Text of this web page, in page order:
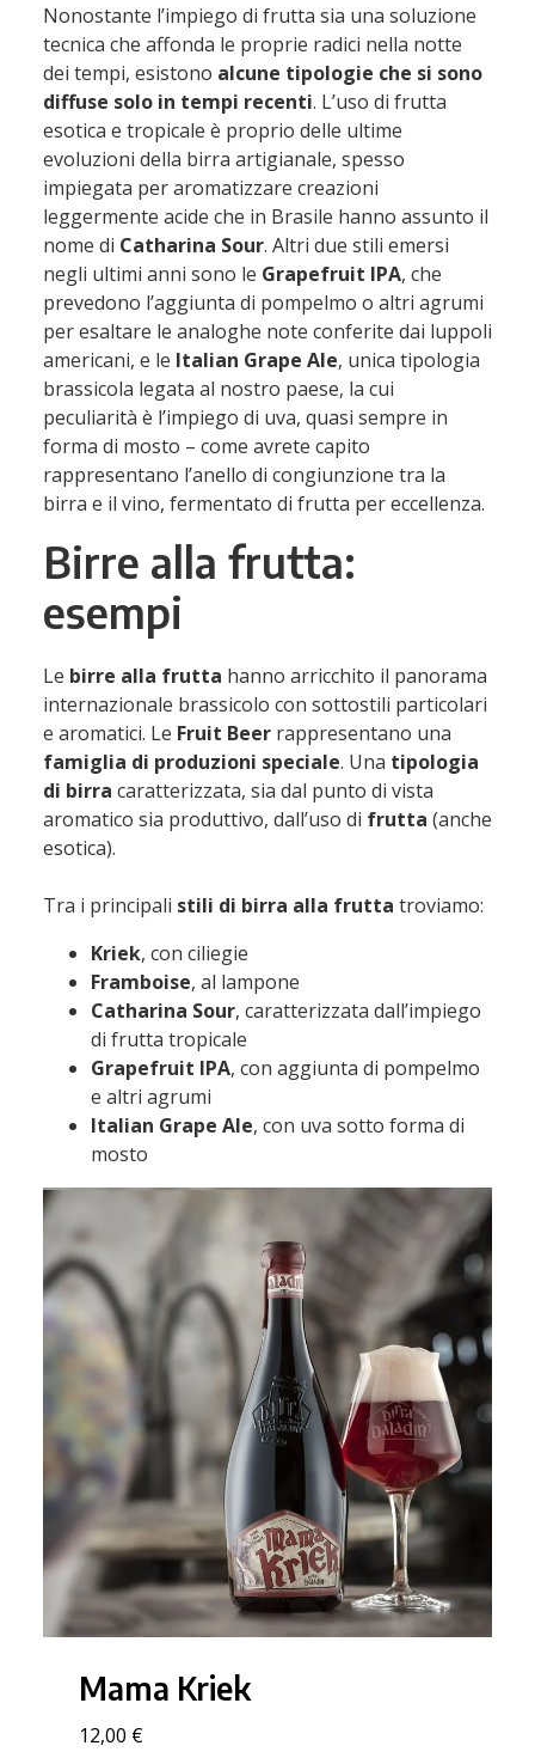
Nonostante l’impiego di frutta sia una soluzione
tecnica che affonda le proprie radici nella notte
dei tempi, esistono alcune tipologie che si sono
diffuse solo in tempi recenti. L’uso di frutta
esotica e tropicale è proprio delle ultime
evoluzioni della birra artigianale, spesso
impiegata per aromatizzare creazioni
leggermente acide che in Brasile hanno assunto il
nome di Catharina Sour. Altri due stili emersi
negli ultimi anni sono le Grapefruit IPA, che
prevedono l’aggiunta di pompelmo o altri agrumi
per esaltare le analoghe note conferite dai luppoli
americani, e le Italian Grape Ale, unica tipologia
brassicola legata al nostro paese, la cui
peculiarità è l’impiego di uva, quasi sempre in
forma di mosto – come avrete capito
rappresentano l’anello di congiunzione tra la
birra e il vino, fermentato di frutta per eccellenza.
Birre alla frutta:
esempi
Le birre alla frutta hanno arricchito il panorama
internazionale brassicolo con sottostili particolari
e aromatici. Le Fruit Beer rappresentano una
famiglia di produzioni speciale. Una tipologia
di birra caratterizzata, sia dal punto di vista
aromatico sia produttivo, dall’uso di frutta (anche
esotica).
Tra i principali stili di birra alla frutta troviamo:
Kriek, con ciliegie
Framboise, al lampone
Catharina Sour, caratterizzata dall’impiego
di frutta tropicale
Grapefruit IPA, con aggiunta di pompelmo
e altri agrumi
Italian Grape Ale, con uva sotto forma di
mosto
Mama Kriek
12,00 €